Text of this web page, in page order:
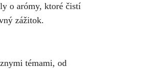
o arómy, ktoré čistí
zážitok.
témami, od